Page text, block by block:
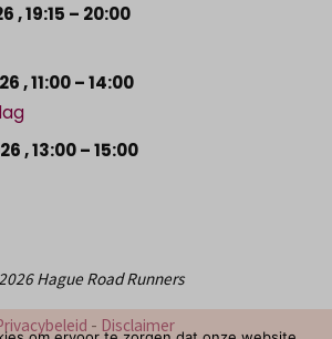
,19:15 – 20:00
,11:00– 14:00
,13:00– 15:00
Hague Road Runners
- Disclaimer